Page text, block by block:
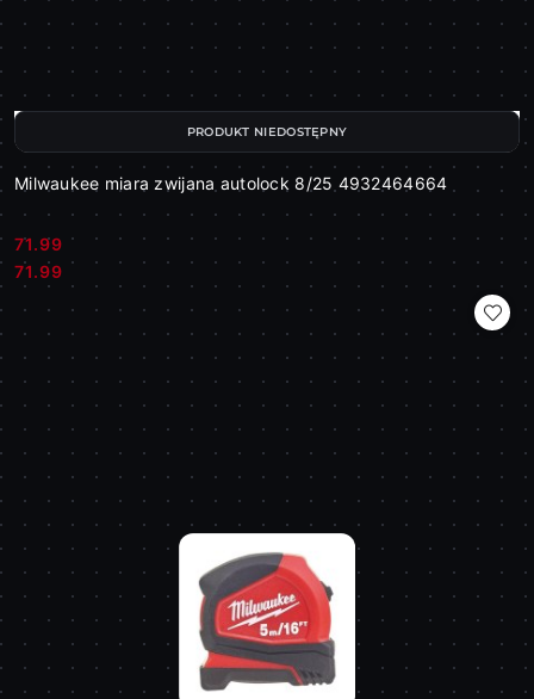
Milwaukee miara zwijana autolock 8/25 4932464664
Cena:
71.99
Cena:
71.99
PRODUKT NIEDOSTĘPNY